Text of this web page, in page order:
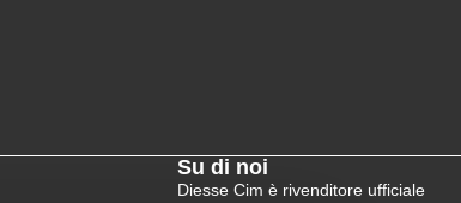
Su di noi
Diesse Cim è rivenditore ufficiale